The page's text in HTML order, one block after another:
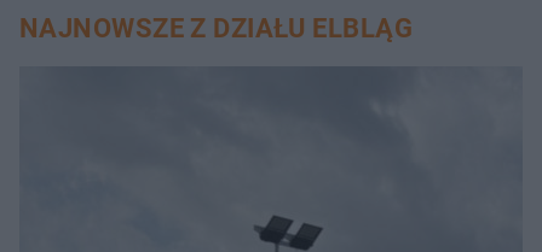
NAJNOWSZE Z DZIAŁU ELBLĄG